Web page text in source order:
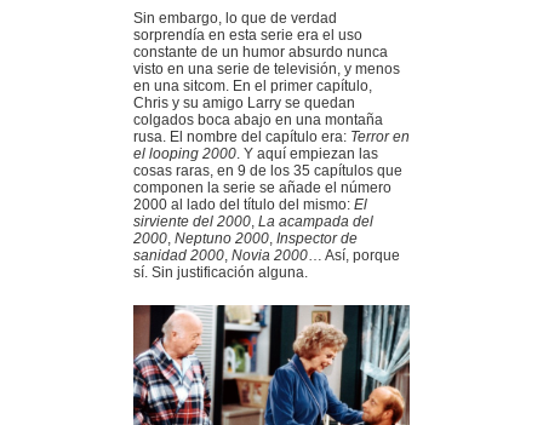
Sin embargo, lo que de verdad
sorprendía en esta serie era el uso
constante de un humor absurdo nunca
visto en una serie de televisión, y menos
en una sitcom. En el primer capítulo,
Chris y su amigo Larry se quedan
colgados boca abajo en una montaña
rusa. El nombre del capítulo era: Terror en
el looping 2000. Y aquí empiezan las
cosas raras, en 9 de los 35 capítulos que
componen la serie se añade el número
2000 al lado del título del mismo: El
sirviente del 2000, La acampada del
2000, Neptuno 2000, Inspector de
sanidad 2000, Novia 2000… Así, porque
sí. Sin justificación alguna.